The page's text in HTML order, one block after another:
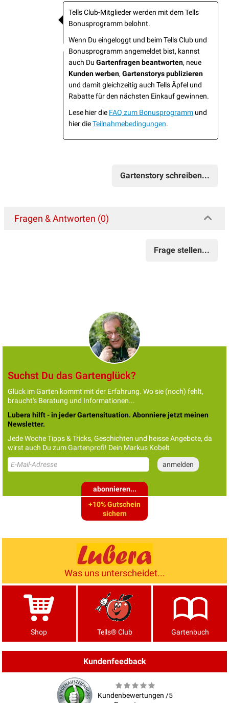
Tells Club-Mitglieder werden mit dem Tells
Bonusprogramm belohnt.
Wenn Du eingeloggt und beim Tells Club und
Bonusprogramm angemeldet bist, kannst
auch Du Gartenfragen beantworten, neue
Kunden werben, Gartenstorys publizieren
und damit gleichzeitig auch Tells Äpfel und
Rabatte für den nächsten Einkauf gewinnen.
Lese hier die FAQ zum Bonusprogramm und
hier dieTeilnahmebedingungen.
Gartenstory schreiben...
Fragen & Antworten (0)
Frage stellen...
Suchst Du das Gartenglück?
Glück im Garten kommt mit der Erfahrung. Wo sie (noch) fehlt,
braucht's Beratung und Informationen...
Lubera hilft - in jeder Gartensituation. Abonniere jetzt meinen
Newsletter.
Jede Woche Tipps & Tricks, Geschichten und heisse Angebote, da
wirst auch Du zum Gartenprofi! Dein Markus Kobelt
abonnieren...
+10% Gutschein
sichern
Was uns unterscheidet...
Shop Tells® Club Gartenbuch
Kundenfeedback
Kundenbewertungen /5